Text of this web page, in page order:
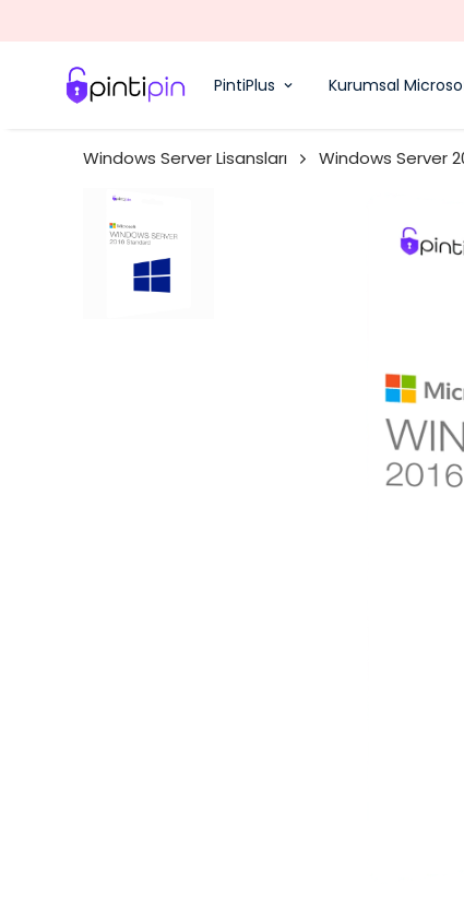
PintiPlus Kurumsal
Windows Server Lisansları Windows Server